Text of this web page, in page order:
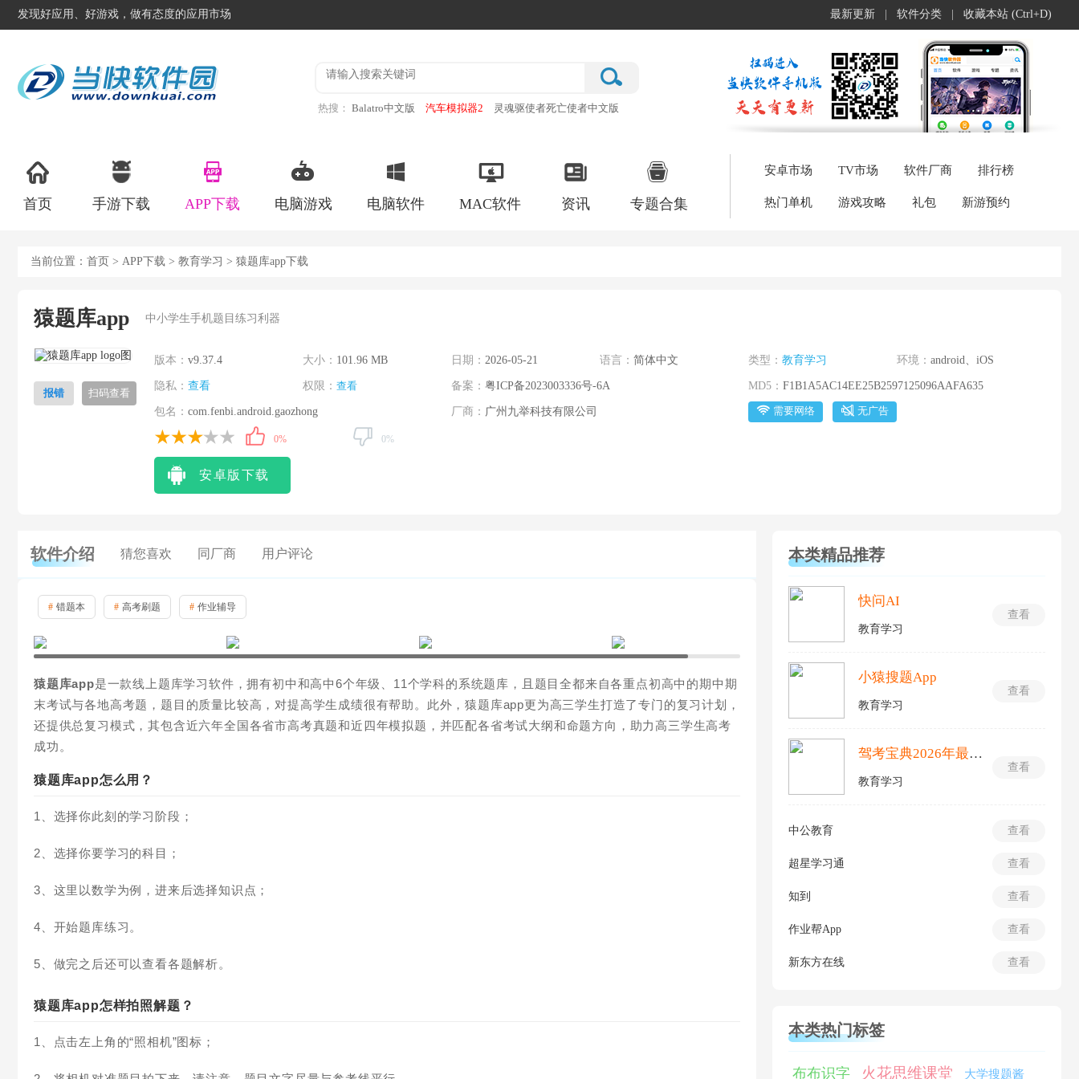
发现好应用、好游戏，做有态度的应用市场 最新更新 软件分类 收藏本站 (Ctrl+D)
热搜： Balatro中文版 汽车模拟器2
灵魂驱使者死亡使者中文版
首页 手游下载 APP下载 电脑游戏 电脑软件 MAC软件 资讯 专题合集
安卓市场 TV市场 软件厂商 排行榜
热门单机 游戏攻略 礼包 新游预约
当前位置： 首页 > APP下载 > 教育学习 > 猿题库app下载
猿题库app 中小学生手机题目练习利器
报错 扫码查看
版本： v9.37.4 大小： 101.96 MB 日期： 2026-05-21 语言： 简体中文 类型： 教育学习 环境： android、iOS
隐私： 查看 权限： 查看 备案： 粤ICP备2023003336号-6A MD5： F1B1A5AC14EE25B2597125096AAFA635
包名： com.fenbi.android.gaozhong 厂商： 广州九举科技有限公司 需要网络 无广告
0% 0%
安卓版下载
软件介绍 猜您喜欢 同厂商 用户评论
# 错题本 # 高考刷题 # 作业辅导
猿题库app是一款线上题库学习软件，拥有初中和高中6个年级、11个学科的系统题库，且题目全都来自各重点初高中的期中期
末考试与各地高考题，题目的质量比较高，对提高学生成绩很有帮助。此外，猿题库app更为高三学生打造了专门的复习计划，
还提供总复习模式，其包含近六年全国各省市高考真题和近四年模拟题，并匹配各省考试大纲和命题方向，助力高三学生高考
成功。
猿题库app怎么用？
1、选择你此刻的学习阶段；
2、选择你要学习的科目；
3、这里以数学为例，进来后选择知识点；
4、开始题库练习。
5、做完之后还可以查看各题解析。
猿题库app怎样拍照解题？
1、点击左上角的“照相机”图标；
本类精品推荐
查看
快问AI
教育学习
查看
小猿搜题App
教育学习
查看
驾考宝典2026年最新版
教育学习
查看
中公教育
查看
超星学习通
查看
知到
查看
作业帮App
查看
新东方在线
本类热门标签
布布识字 火花思维课堂 大学搜题酱